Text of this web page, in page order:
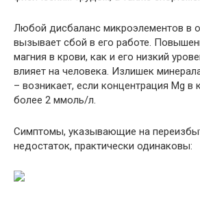
Любой дисбаланс микроэлементов в
вызывает сбой в его работе.
магния в крови, как и его низкий
влияет на человека. Излишек
– возникает, если концентрация Mg в
более 2 ммоль/л.
Симптомы, указывающие на
недостаток, практически одинаковы: